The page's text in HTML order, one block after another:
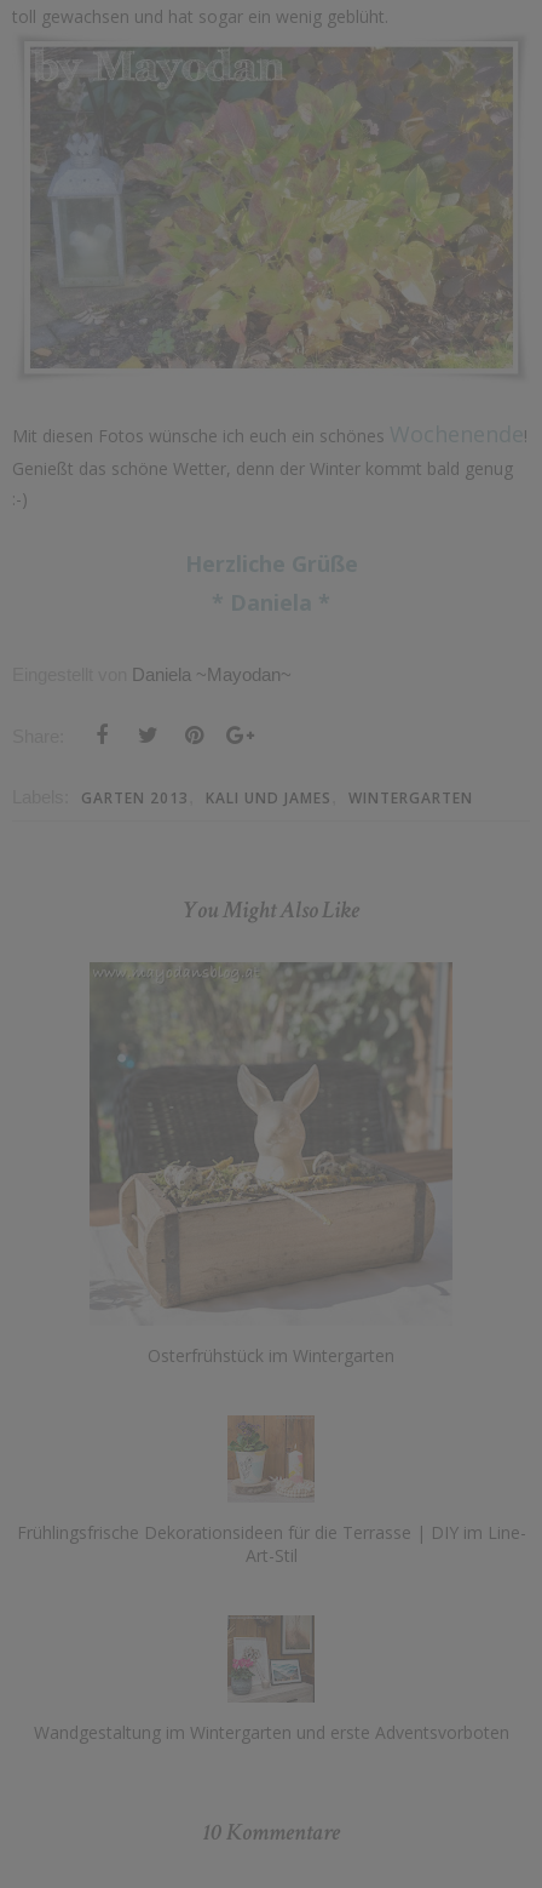
toll gewachsen und hat sogar ein wenig geblüht.
Mit diesen Fotos wünsche ich euch ein schönes
!
Genießt das schöne Wetter, denn der Winter kommt bald genug
:-)
Daniela ~Mayodan~
GARTEN 2013 KALI UND JAMES WINTERGARTEN
You Might Also Like
Osterfrühstück im Wintergarten
Frühlingsfrische Dekorationsideen für die Terrasse | DIY im Line-
Art-Stil
Wandgestaltung im Wintergarten und erste Adventsvorboten
10 Kommentare